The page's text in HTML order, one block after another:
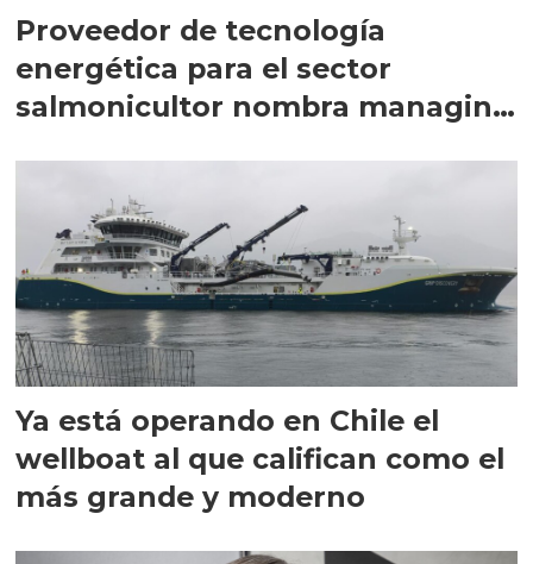
Proveedor de tecnología
energética para el sector
salmonicultor nombra managing
Ya está operando en Chile el
wellboat al que califican como el
más grande y moderno